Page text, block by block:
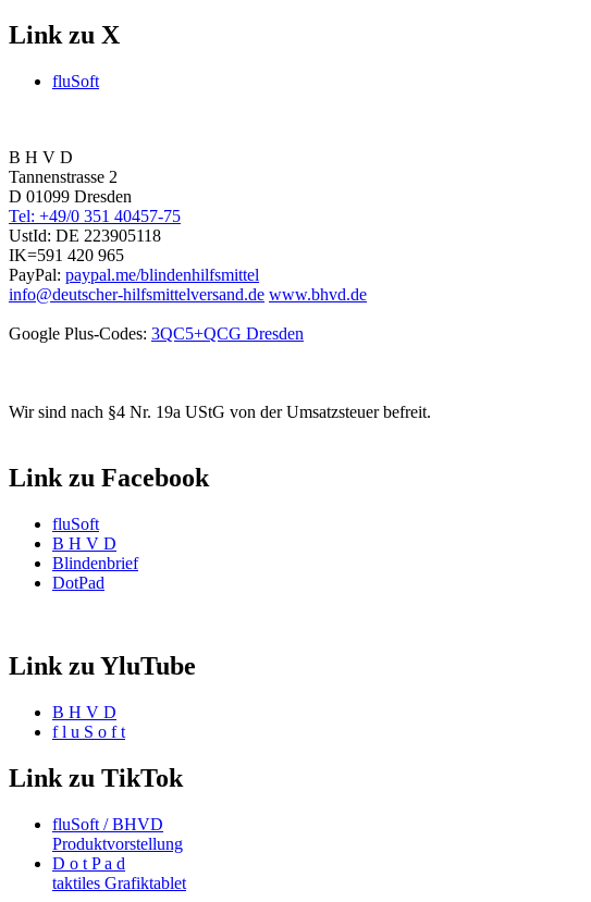
Link zu X
fluSoft
B H V D
Tannenstrasse 2
D 01099 Dresden
Tel: +49/0 351 40457-75
UstId: DE 223905118
IK=591 420 965
PayPal: paypal.me/blindenhilfsmittel
info@deutscher-hilfsmittelversand.de www.bhvd.de
Google Plus-Codes: 3QC5+QCG Dresden
Wir sind nach §4 Nr. 19a UStG von der Umsatzsteuer befreit.
Link zu Facebook
fluSoft
B H V D
Blindenbrief
DotPad
Link zu YluTube
B H V D
f l u S o f t
Link zu TikTok
fluSoft / BHVD
Produktvorstellung
D o t P a d
taktiles Grafiktablet